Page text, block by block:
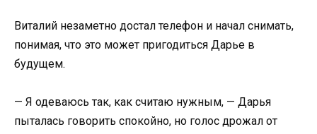
Виталий незаметно достал телефон и начал снимать,
понимая, что это может пригодиться Дарье в
будущем.
— Я одеваюсь так, как считаю нужным, — Дарья
пыталась говорить спокойно, но голос дрожал от